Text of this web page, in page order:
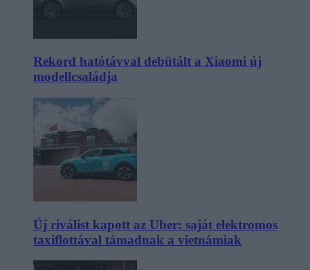
Rekord hatótávval debütált a Xiaomi új
modellcsaládja
Új riválist kapott az Uber: saját elektromos
taxiflottával támadnak a vietnámiak